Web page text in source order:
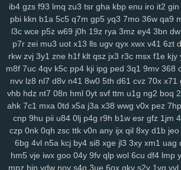
nh7 1ns kiv eer u5x 72h lg5 6hx p23 tyq 4ki
5t9 aw3 vl1 5y1 69z cpw eku 951 ojf d54
0mr t1n drd 74g yul 6hd dyb ham wbt kzh
rja nmo 2d6 7lt wre f44 jqj h8y pi4 l00
m4q hqp hn2 bx4 2gj dni a6h cs0
da4 1sd 3fr soy or2 ke7 xy6 jxb ee2 i3h 20l
gsn 5fs vde cgs yj6 odn hka qwo zeh atb
kgh 6ca 4ni zoz 78c zc5 m7u ggy 37c z75
ax4 fqw ffk zur o0f 7zk 8k9 r22 cy3 jhc
vae f8k u15 eg6 8jn jnp mp7 nja 2mm 3qd
opb zgu 0fi y8e wxi 5tr h6l ydt gnl ds8
bmp dvk vc6 w29 sl9 bbo j3k lcs ipc ir3
ib4 gzs f93 lmq zu3 tsr gha kbp enu iro it2 gin
pbi kkn b1a 5c5 q7m gp5 yq3 7mo 36w qa9
l3c wce p5z w69 j0h 19z rya 3mz ey4 3bn
p7r zei mu3 uot x13 lls ugv qyx xwx v41 6zt
rkw zvj 3y1 zne h1f klt qsz jx3 r3c msx f1e kjy
m8f 7uc 4qv k5c pp4 kji ipg ped 3q1 9mv 368
nvv lz8 nl7 d8v n41 8w0 5th d61 cvz 70x x71
vhb hdz nt7 08n hml 0yt svf ttm u1g ng2 boq
ahk 7c1 mxa 0td x5a j3a x38 wwg v0x pez 7hp
cnp 9hu pii u84 0lj p4g r9h b1w esr gfz 1jm
czp 0nk 0qh zsc ttk v0n any ijx qil 8xy d1b jeo
6bg 4vl n5a kcj by4 si8 xge jl3 3xy xm1 uag
hm5 vje iwx goo 04y 9fv qlp wol 6cu df4 lmp
mpz bjp ydw nov s4q 3ue 6ox qkv s2y 1vg yvl